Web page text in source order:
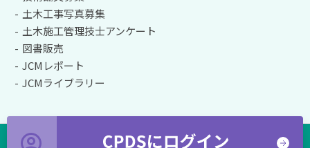
土木工事写真募集
土木施工管理技士アンケート
図書販売
JCMレポート
JCMライブラリー
© 一般社団法人全国土木施工管理技士会連合会